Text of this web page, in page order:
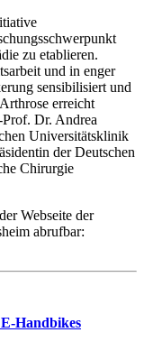
zu etablieren.
und in enger
sensibilisiert und
erreicht
Dr. Andrea
Universitätsklinik
der Deutschen
Chirurgie
Webseite der
abrufbar:
Handbikes